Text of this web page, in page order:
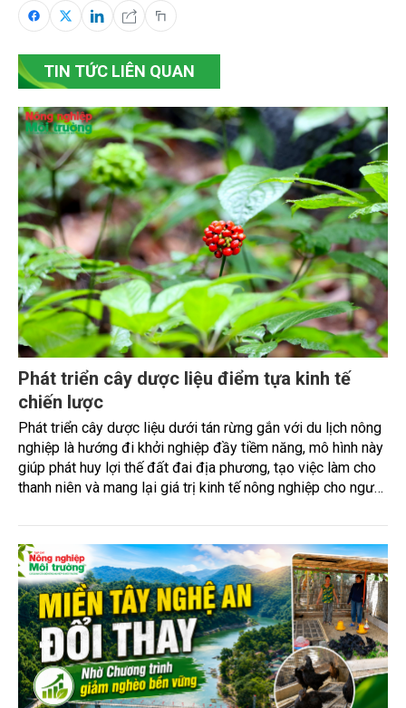
TIN TỨC LIÊN QUAN
Phát triển cây dược liệu điểm tựa kinh tế
chiến lược
Phát triển cây dược liệu dưới tán rừng gắn với du lịch nông
nghiệp là hướng đi khởi nghiệp đầy tiềm năng, mô hình này
giúp phát huy lợi thế đất đai địa phương, tạo việc làm cho
thanh niên và mang lại giá trị kinh tế nông nghiệp cho người